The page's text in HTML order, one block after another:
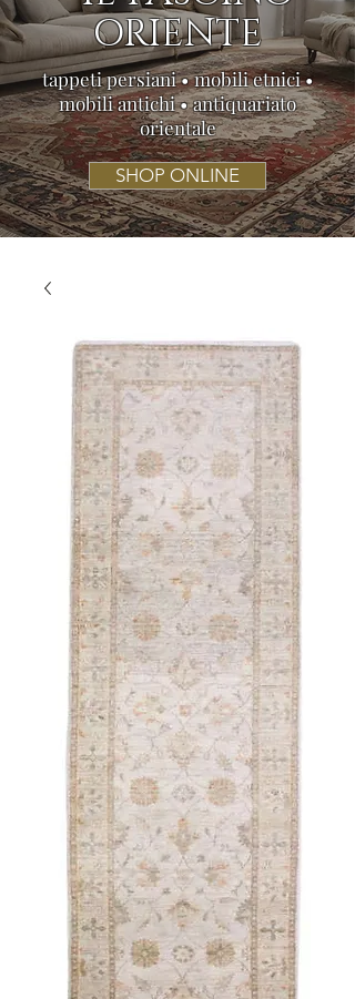
ORIENTE
tappeti persiani • mobili etnici •
mobili antichi • antiquariato
orientale
SHOP ONLINE